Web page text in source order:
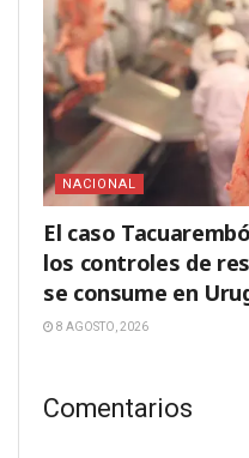
NACIONAL
El caso
los controles de
se consume en
8 AGOSTO, 2026
Comentarios